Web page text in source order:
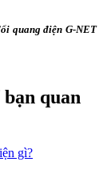
quang điện G-NET
bạn quan